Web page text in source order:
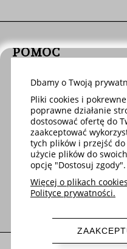
POMOC
DOSTAWA
MOJE KONTO
O FIRMIE
pokaż
Dbamy o Twoją
Pliki cookies i
poprawne działanie
dostosować ofertę do
zaakceptować
tych plików i przejść
użycie plików do
opcję "Dostosuj zgody".
Więcej o plikach
Polityce prywatności.